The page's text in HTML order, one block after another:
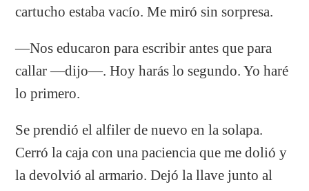
cartucho estaba vacío. Me miró sin sorpresa.
—Nos educaron para escribir antes que para
callar —dijo—. Hoy harás lo segundo. Yo haré
lo primero.
Se prendió el alfiler de nuevo en la solapa.
Cerró la caja con una paciencia que me dolió y
la devolvió al armario. Dejó la llave junto al